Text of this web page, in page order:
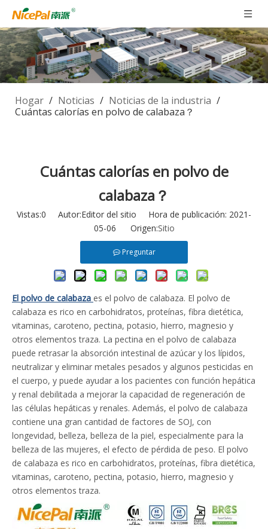
Hogar / Noticias / Noticias de la industria /
Cuántas calorías en polvo de calabaza？
Cuántas calorías en polvo de
calabaza？
Vistas:0 Autor:Editor del sitio Hora de publicación: 2021-
05-06 Origen:Sitio
Preguntar
El polvo de calabaza es el polvo de calabaza. El polvo de
calabaza es rico en carbohidratos, proteínas, fibra dietética,
vitaminas, caroteno, pectina, potasio, hierro, magnesio y
otros elementos traza. La pectina en el polvo de calabaza
puede retrasar la absorción intestinal de azúcar y los lípidos,
neutralizar y eliminar metales pesados y algunos pesticidas en
el cuerpo, y puede ayudar a los pacientes con función hepática
y renal debilitada a mejorar la capacidad de regeneración de
las células hepáticas y renales. Además, el polvo de calabaza
contiene una gran cantidad de factores de SOJ, con
longevidad, belleza, belleza de la piel, especialmente para la
belleza de las mujeres, el efecto de pérdida de peso. El polvo
de calabaza es rico en carbohidratos, proteínas, fibra dietética,
vitaminas, caroteno, pectina, potasio, hierro, magnesio y
otros elementos traza.